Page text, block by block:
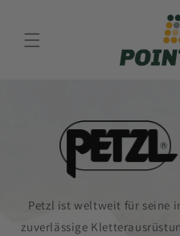
Inhalt
Petzl ist weltweit für seine
zuverlässige